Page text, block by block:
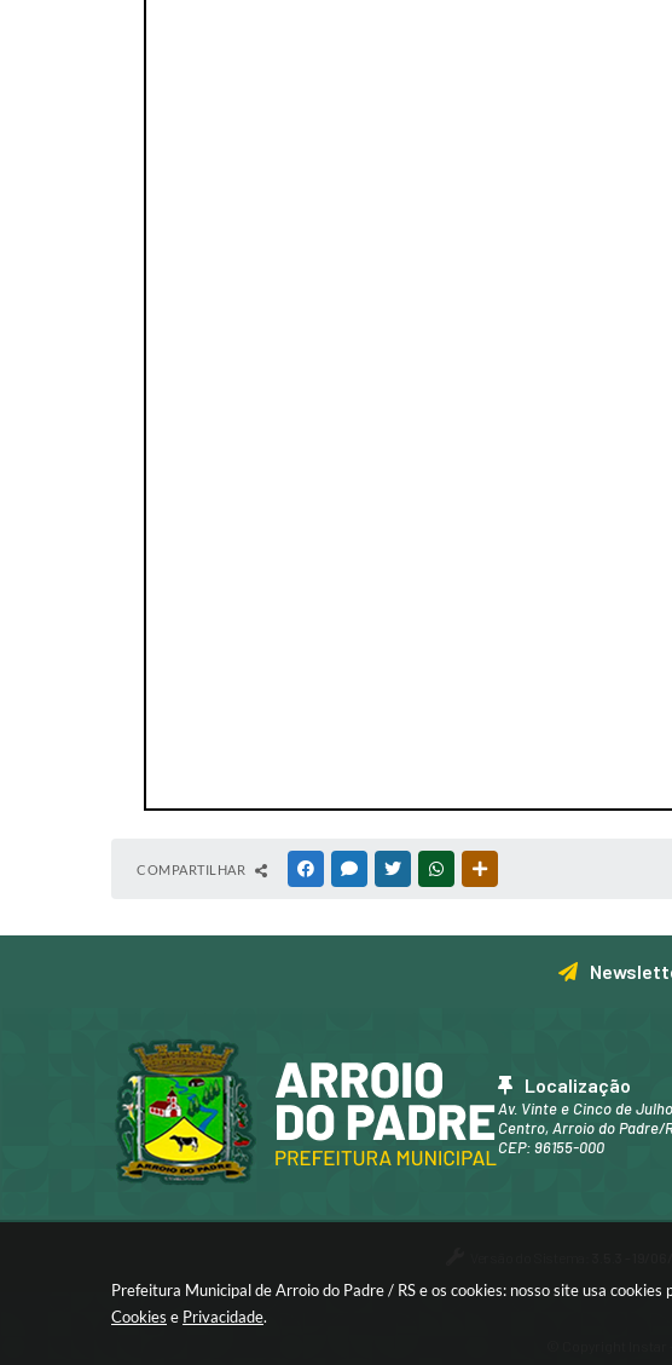
Prefeitura Municipal de Arroio do Padre / RS e os cookies: nosso site usa
Cookies e Privacidade.
COMPARTILHAR FACEBOOKMESSENGER
TWITTERWHATSAPP
Localização
Av. Vinte e Cinco de
Centro, Arroio do Padre/
CEP: 96155-000